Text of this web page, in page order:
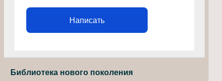
Написать
Библиотека нового поколения